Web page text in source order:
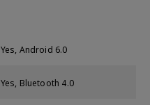
Yes, Android 6.0
Yes, Bluetooth 4.0